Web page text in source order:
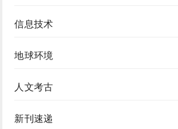
信息技术
地球环境
人文考古
新刊速递